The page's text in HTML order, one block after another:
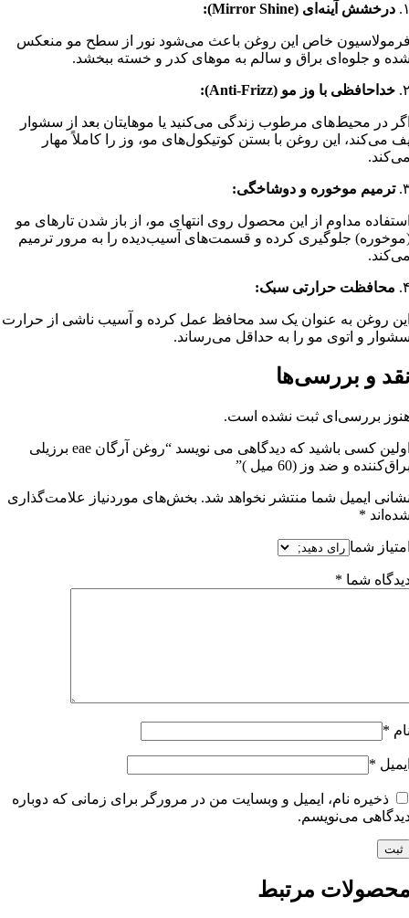
درخشش آینه‌ای (Mirror Shine):
خاص این روغن باعث می‌شود نور از سطح مو منعکس
و جلوه‌ای براق و سالم به موهای کدر و خسته ببخشد.
خداحافظی با وز مو (Anti-Frizz):
در محیط‌های مرطوب زندگی می‌کنید یا موهایتان بعد از سشوار
می‌کند، این روغن با بستن کوتیکول‌های مو، وز را کاملاً مهار
ترمیم موخوره و دوشاخگی:
مداوم از این محصول روی انتهای مو، از باز شدن تارهای مو
جلوگیری کرده و قسمت‌های آسیب‌دیده را به مرور ترمیم
محافظت حرارتی سبک:
روغن به عنوان یک سد محافظ عمل کرده و آسیب ناشی از حرارت
و اتوی مو را به حداقل می‌رساند.
و بررسی‌ها
بررسی‌ای ثبت نشده است.
اولین کسی باشید که دیدگاهی می نویسد “روغن آرگان eae برزیلی
و ضد وز (60 میل )”
ایمیل شما منتشر نخواهد شد. بخش‌های موردنیاز علامت‌گذاری
*
شما
شما *
*
*
ذخیره نام، ایمیل و وبسایت من در مرورگر برای زمانی که دوباره
می‌نویسم.
مرتبط